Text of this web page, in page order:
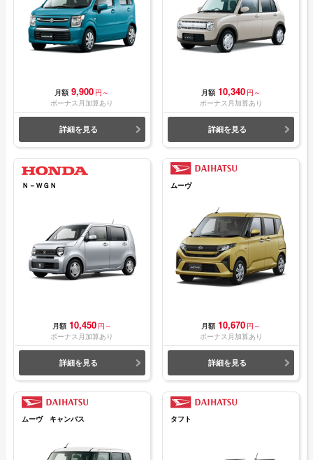
月額 9,900 円～
ボーナス月加算あり
詳細を見る
月額 10,340 円～
ボーナス月加算あり
詳細を見る
Ｎ－ＷＧＮ
月額 10,450 円～
ボーナス月加算あり
詳細を見る
ムーヴ
月額 10,670 円～
ボーナス月加算あり
詳細を見る
ムーヴ キャンバス タフト